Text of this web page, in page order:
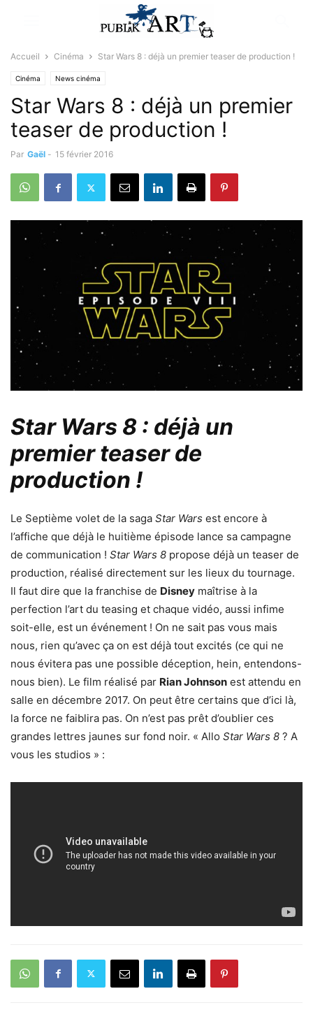
Accueil Cinéma Star Wars 8 : déjà un premier teaser de production !
Cinéma News cinéma
Star Wars 8 : déjà un premier
teaser de production !
Par Gaël - 15 février 2016
Star Wars 8 : déjà un
premier teaser de
production !
Le Septième volet de la saga Star Wars est encore à
l’affiche que déjà le huitième épisode lance sa campagne
de communication ! Star Wars 8 propose déjà un teaser de
production, réalisé directement sur les lieux du tournage.
Il faut dire que la franchise de Disney maîtrise à la
perfection l’art du teasing et chaque vidéo, aussi infime
soit-elle, est un événement ! On ne sait pas vous mais
nous, rien qu’avec ça on est déjà tout excités (ce qui ne
nous évitera pas une possible déception, hein, entendons-
nous bien). Le film réalisé par Rian Johnson est attendu en
salle en décembre 2017. On peut être certains que d’ici là,
la force ne faiblira pas. On n’est pas prêt d’oublier ces
grandes lettres jaunes sur fond noir. « Allo Star Wars 8 ? A
vous les studios » :